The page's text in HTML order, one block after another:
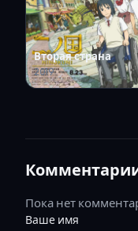
Вторая страна
2019
Пока нет
Ваше имя